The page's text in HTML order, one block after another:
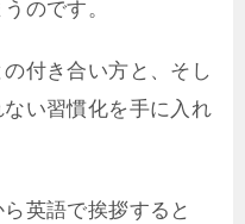
のです。
付き合い方と、そし
い習慣化を手に入れ
英語で挨拶すると